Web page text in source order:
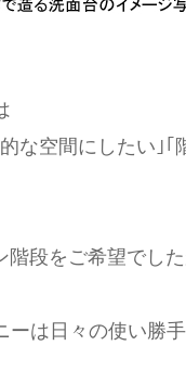
な空間にしたい｣
階段をご希望でし
ーは日々の使い勝